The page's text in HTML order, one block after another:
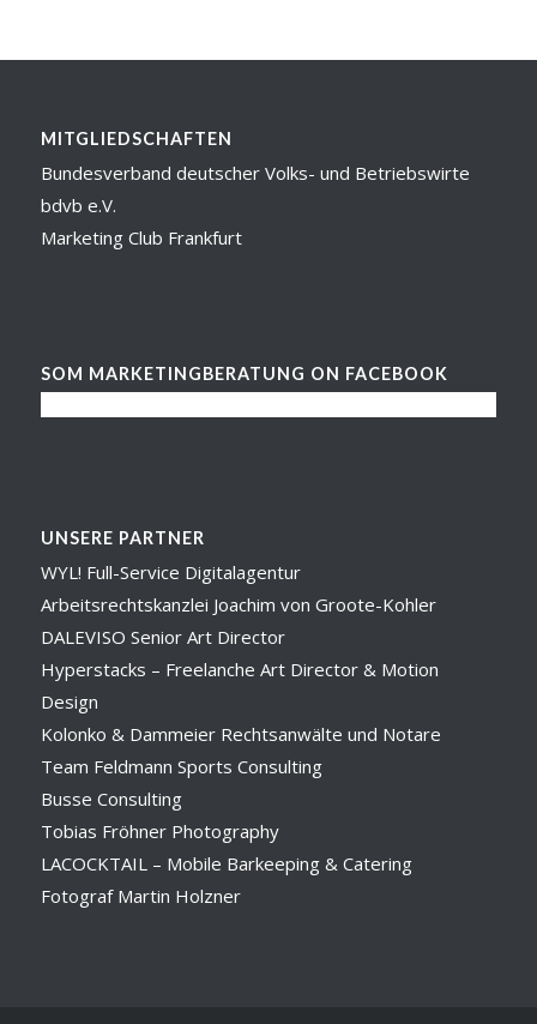
MITGLIEDSCHAFTEN
Bundesverband deutscher Volks- und Betriebswirte
bdvb e.V.
Marketing Club Frankfurt
SOM MARKETINGBERATUNG ON FACEBOOK
UNSERE PARTNER
WYL! Full-Service Digitalagentur
Arbeitsrechtskanzlei Joachim von Groote-Kohler
DALEVISO Senior Art Director
Hyperstacks – Freelanche Art Director & Motion
Design
Kolonko & Dammeier Rechtsanwälte und Notare
Team Feldmann Sports Consulting
Busse Consulting
Tobias Fröhner Photography
LACOCKTAIL – Mobile Barkeeping & Catering
Fotograf Martin Holzner